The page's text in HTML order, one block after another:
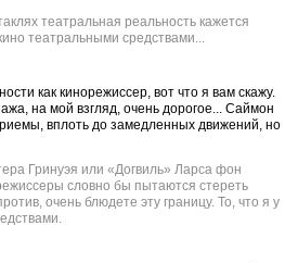
театральная реальность кажется
театральными средствами...
как кинорежиссер, вот что я вам скажу.
на мой взгляд, очень дорогое... Саймон
вплоть до замедленных движений, но
Гринуэя или «Догвиль» Ларса фон
словно бы пытаются стереть
очень блюдете эту границу. То, что я у